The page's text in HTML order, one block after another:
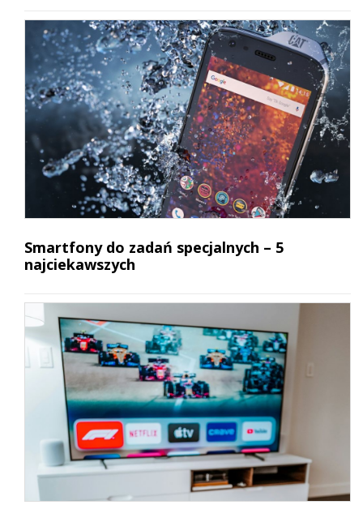
Smartfony do zadań specjalnych – 5
najciekawszych